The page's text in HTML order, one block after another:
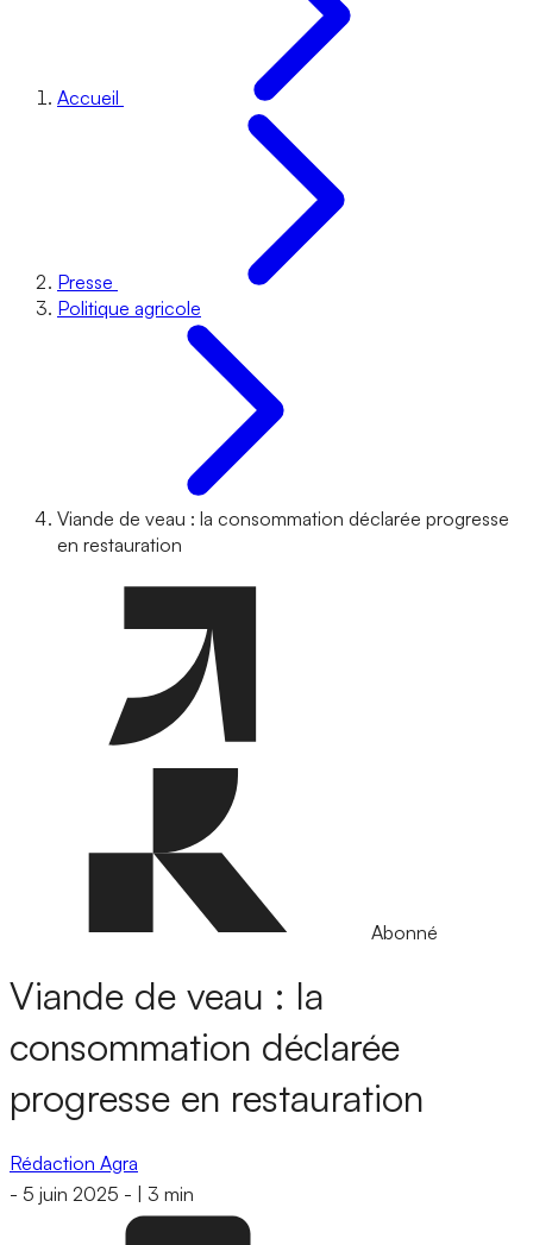
Accueil
Presse
Politique agricole
Viande de veau : la consommation déclarée progresse
en restauration
Abonné
Viande de veau : la
consommation déclarée
progresse en restauration
Rédaction Agra
- 5 juin 2025 - 3 min